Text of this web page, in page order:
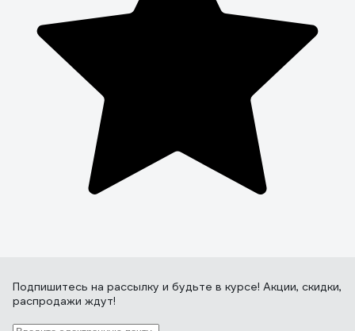
Подпишитесь на рассылку и будьте в курсе! Акции, скидки,
распродажи ждут!